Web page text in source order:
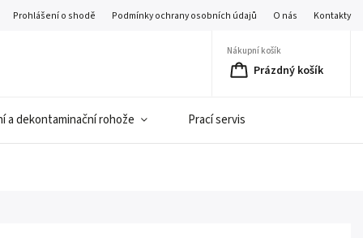
Prohlášení o shodě Podmínky ochrany osobních údajů O nás Kontakty
Nákupní košík
Prázdný košík
a dekontaminační rohože Prací servis